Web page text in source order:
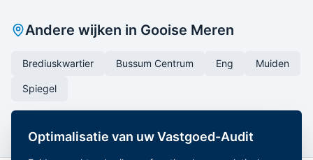
Andere wijken in Gooise Meren
Brediuskwartier Bussum Centrum Eng Muiden
Spiegel
Optimalisatie van uw Vastgoed-Audit